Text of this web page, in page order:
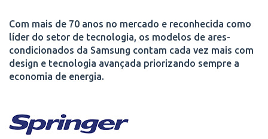
Com mais de 70 anos no mercado e reconhecida como
líder do setor de tecnologia, os modelos de ares-
condicionados da Samsung contam cada vez mais com
design e tecnologia avançada priorizando sempre a
economia de energia.